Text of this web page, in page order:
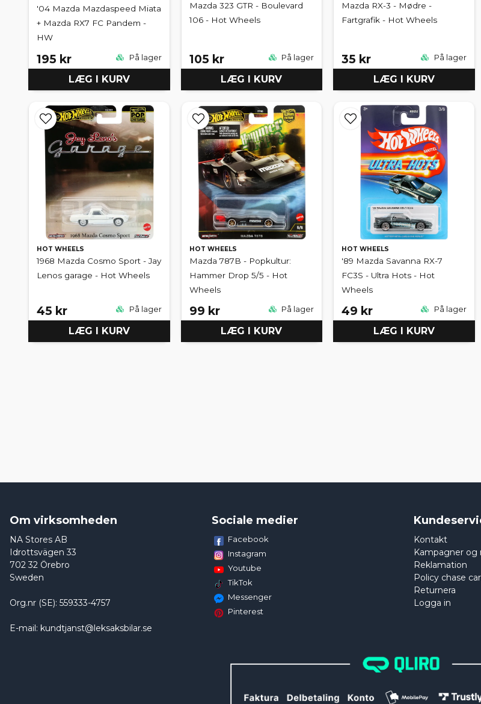
'04 Mazda Mazdaspeed Miata
+ Mazda RX7 FC Pandem -
HW
195 kr På lager
LÆG I KURV
Mazda 323 GTR - Boulevard
106 - Hot Wheels
105 kr På lager
LÆG I KURV
Mazda RX-3 - Mødre -
Fartgrafik - Hot Wheels
35 kr På lager
LÆG I KURV
HOT WHEELS
1968 Mazda Cosmo Sport - Jay
Lenos garage - Hot Wheels
45 kr På lager
LÆG I KURV
HOT WHEELS
Mazda 787B - Popkultur:
Hammer Drop 5/5 - Hot
Wheels
99 kr På lager
LÆG I KURV
HOT WHEELS
'89 Mazda Savanna RX-7
FC3S - Ultra Hots - Hot
Wheels
49 kr På lager
LÆG I KURV
Om virksomheden
NA Stores AB
Idrottsvägen 33
702 32 Örebro
Sweden
Org.nr (SE): 559333-4757
E-mail: kundtjanst@leksaksbilar.se
Sociale medier
Facebook
Instagram
Youtube
TikTok
Messenger
Pinterest
Kontakt
Kampagner og
Reklamation
Policy chase
Returnera
Logga in